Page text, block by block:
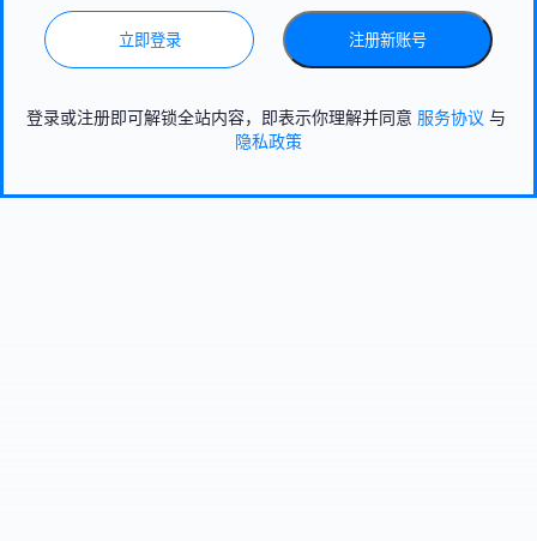
立即登录 注册新账号
登录或注册即可解锁全站内容，即表示你理解并同意 服务协议 与
隐私政策